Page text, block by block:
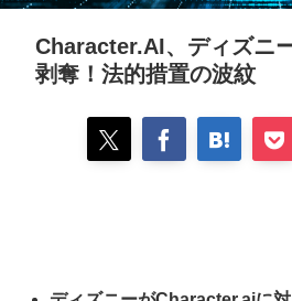
Character.AI、ディズニ
剥奪！法的措置の波紋